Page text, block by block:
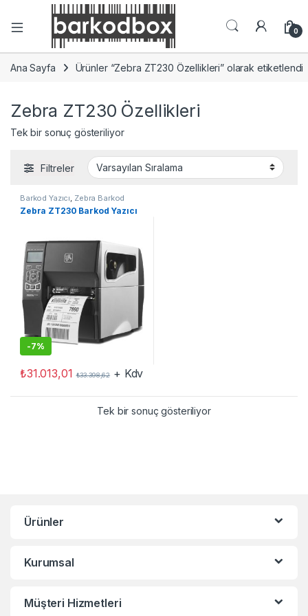
0
Ana Sayfa Ürünler “Zebra ZT230 Özellikleri” olarak etiketlendi
Zebra ZT230 Özellikleri
Tek bir sonuç gösteriliyor
Filtreler
Barkod Yazıcı Zebra Barkod
Zebra ZT230 Barkod Yazıcı
-7%
₺31.013,01 ₺33.398,62 + Kdv
Tek bir sonuç gösteriliyor
Ürünler
Kurumsal
Müşteri Hizmetleri